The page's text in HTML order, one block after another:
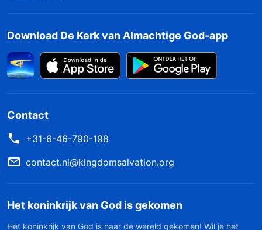
Download De Kerk van Almachtige God-app
Contact
+31-6-46-790-198
contact.nl@kingdomsalvation.org
Het koninkrijk van God is gekomen
Het koninkrijk van God is naar de wereld gekomen! Wil je het